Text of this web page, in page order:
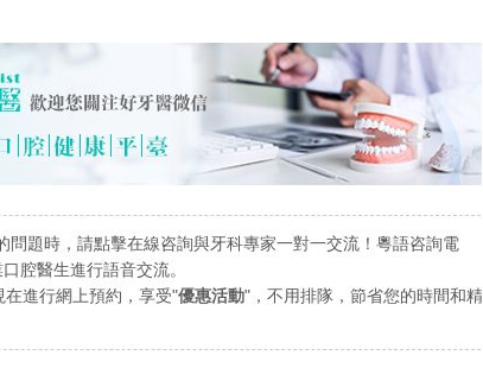
問題時，請點擊在線咨詢與牙科專家一對一交流！粵語咨詢電
腔醫生進行語音交流。
進行網上預約，享受"優惠活動"，不用排隊，節省您的時間和精